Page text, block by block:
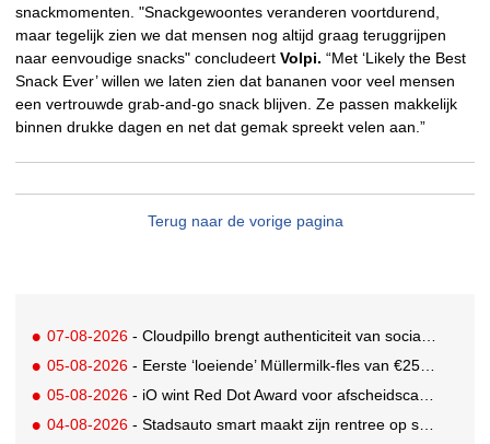
snackmomenten. "Snackgewoontes veranderen voortdurend,
maar tegelijk zien we dat mensen nog altijd graag teruggrijpen
naar eenvoudige snacks" concludeert Volpi. “Met ‘Likely the Best
Snack Ever’ willen we laten zien dat bananen voor veel mensen
een vertrouwde grab-and-go snack blijven. Ze passen makkelijk
binnen drukke dagen en net dat gemak spreekt velen aan.”
Terug naar de vorige pagina
07-08-2026 - Cloudpillo brengt authenticiteit van social naar tv
05-08-2026 - Eerste ‘loeiende’ Müllermilk-fles van €25.000,- gevonden
05-08-2026 - iO wint Red Dot Award voor afscheidscampagne Peter Houtman bij Feyenoord
04-08-2026 - Stadsauto smart maakt zijn rentree op straat met een wereldwijde muurschilderingcampagne